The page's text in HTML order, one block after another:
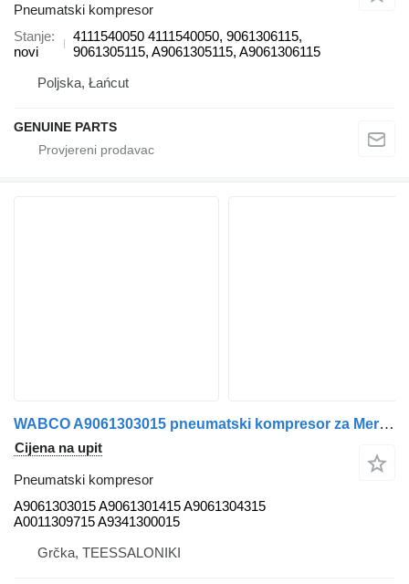
Pneumatski kompresor
Stanje
novi
4111540050 4111540050, 9061306115,
9061305115, A9061305115, A9061306115
Poljska, Łańcut
GENUINE PARTS
WABCO A9061303015 pneumatski kompresor za Mercedes-Benz ATEGO AXOR kamiona
Cijena na upit
Pneumatski kompresor
A9061303015 A9061301415 A9061304315
A0011309715 A9341300015
Grčka, TEESSALONIKI